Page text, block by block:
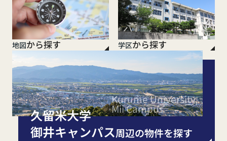
地図から探す 学区から探す
Kurume University,
Mii Campus
久留米大学
御井キャンパス周辺の物件を探す